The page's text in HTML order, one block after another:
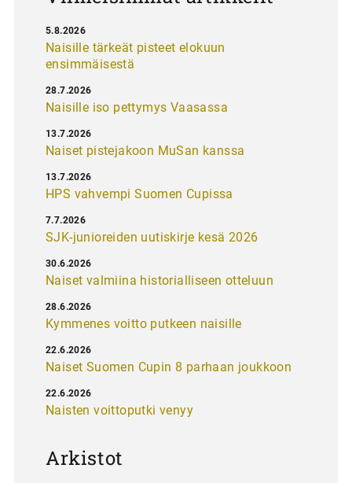
Naisille tärkeät pisteet elokuun
ensimmäisestä
5.8.2026
Naisille iso pettymys Vaasassa
28.7.2026
Naiset pistejakoon MuSan kanssa
13.7.2026
HPS vahvempi Suomen Cupissa
13.7.2026
SJK-junioreiden uutiskirje kesä 2026
7.7.2026
Naiset valmiina historialliseen otteluun
30.6.2026
Kymmenes voitto putkeen naisille
28.6.2026
Naiset Suomen Cupin 8 parhaan joukkoon
22.6.2026
Naisten voittoputki venyy
22.6.2026
Arkistot